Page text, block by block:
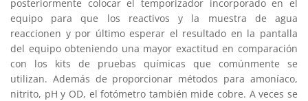
posteriormente colocar el temporizador incorporado en el
equipo para que los reactivos y la muestra de agua
reaccionen y por último esperar el resultado en la pantalla
del equipo obteniendo una mayor exactitud en comparación
con los kits de pruebas químicas que comúnmente se
utilizan. Además de proporcionar métodos para amoníaco,
nitrito, pH y OD, el fotómetro también mide cobre. A veces se